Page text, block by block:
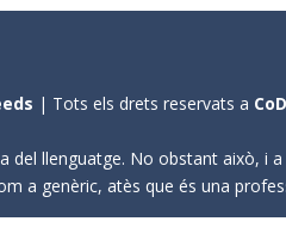
| Tots els drets reservats a
del llenguatge. No obstant això, i
a genèric, atès que és una